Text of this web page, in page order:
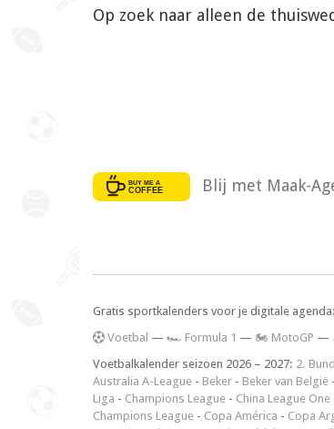
Op zoek naar alleen de
Blij met Maak-
Gratis sportkalenders voor je digitale
Voetbal — 🏎️ Formula 1 — 🏍 MotoGP —
Voetbalkalender seizoen 2026 – 2027: 2.
Australia A-League - Beker - Beker van België -
Liga - Champions League - China League One
Champions League - Copa América - Copa